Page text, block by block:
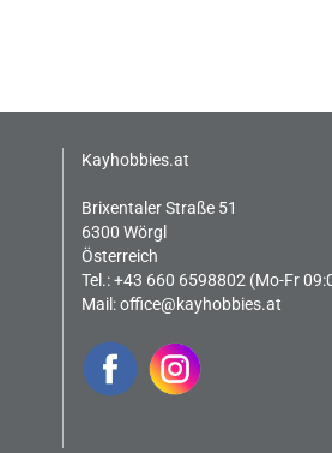
Kayhobbies.at
Brixentaler Straße 51
6300 Wörgl
Österreich
Tel.: +43 660 6598802 (Mo-Fr
Mail:office@kayhobbies.at